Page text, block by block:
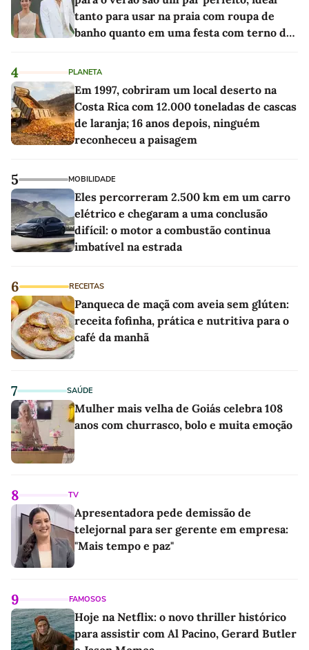
tanto para usar na praia com roupa de
banho quanto em uma festa com terno de
4 PLANETA
Em 1997, cobriram um local deserto na
Costa Rica com 12.000 toneladas de cascas
de laranja; 16 anos depois, ninguém
reconheceu a paisagem
5 MOBILIDADE
Eles percorreram 2.500 km em um carro
elétrico e chegaram a uma conclusão
difícil: o motor a combustão continua
imbatível na estrada
6 RECEITAS
Panqueca de maçã com aveia sem glúten:
receita fofinha, prática e nutritiva para o
café da manhã
7 SAÚDE
Mulher mais velha de Goiás celebra 108
anos com churrasco, bolo e muita emoção
8 TV
Apresentadora pede demissão de
telejornal para ser gerente em empresa:
"Mais tempo e paz"
9 FAMOSOS
Hoje na Netflix: o novo thriller histórico
para assistir com Al Pacino, Gerard Butler